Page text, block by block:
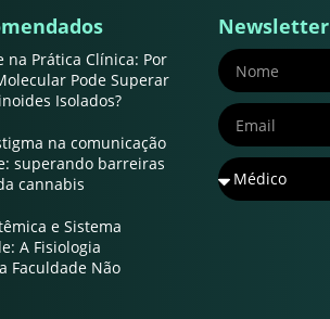
na Prática Clínica: Por
Pode Superar
Isolados?
na comunicação
superando barreiras
cannabis
e Sistema
A Fisiologia
Faculdade Não
Newsletter